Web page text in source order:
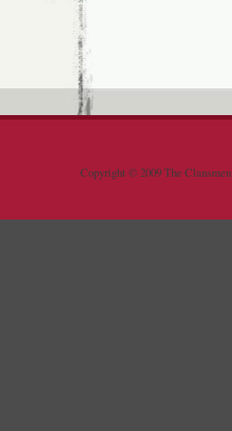
Copyright © 2009 The Clansmen